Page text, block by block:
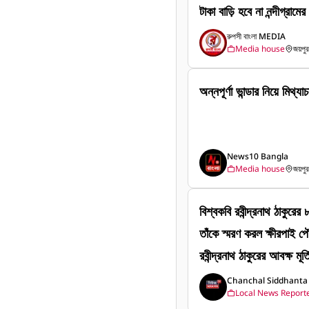
টাকা বাড়ি হবে না নন্দীগ্রামের এক যুবক টাকা ফেরত দিল প্রথম দফায় ৬০
০০০ হাজার বিডিও তে গিয়ে
রুপসী বাংলা MEDIA
Media house
অন্নপূর্ণা ভান্ডার নিয়ে
News10 Bangla
Media house
বিশ্বকবি রবীন্দ্রনাথ
তাঁকে স্মরণ করল ক্ষীরপাই
রবীন্দ্রনাথ ঠাকুরের আবক্ষ
শ্রদ্ধা জ্ঞাপন করা হয়। এই
ক্ষীরপাই পৌরসভার
Chanchal Siddhanta
Local News